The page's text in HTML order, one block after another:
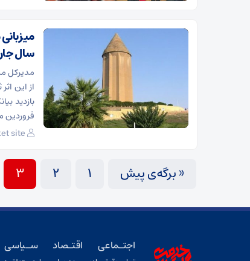
سال
فروردین
site
« برگه‌ی پیش 1
2
3
اجتـماعی اقتـصاد سـیاسی